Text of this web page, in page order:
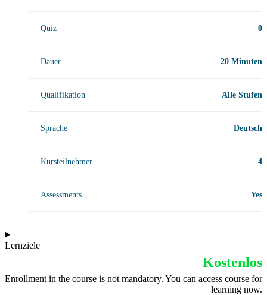
Quiz 0
Dauer 20 Minuten
Qualifikation Alle Stufen
Sprache Deutsch
Kursteilnehmer 4
Assessments Yes
Lernziele
Kostenlos
Enrollment in the course is not mandatory. You can access course for
learning now.